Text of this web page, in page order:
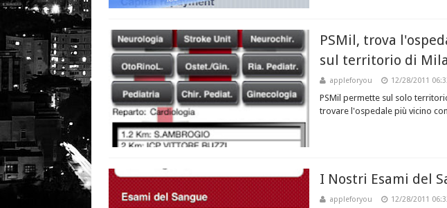
PSMil, trova
sul territorio di
appleforyou 12/28/2011
PSMil permette sul solo
trovare l'ospedale più vicino
I Nostri Esami del
appleforyou 12/28/2011